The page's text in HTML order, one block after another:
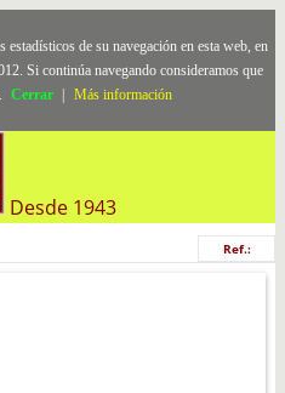
de su navegación en esta web, en
Si continúa navegando consideramos que
Cerrar Más información
Desde 1943
Ref.: